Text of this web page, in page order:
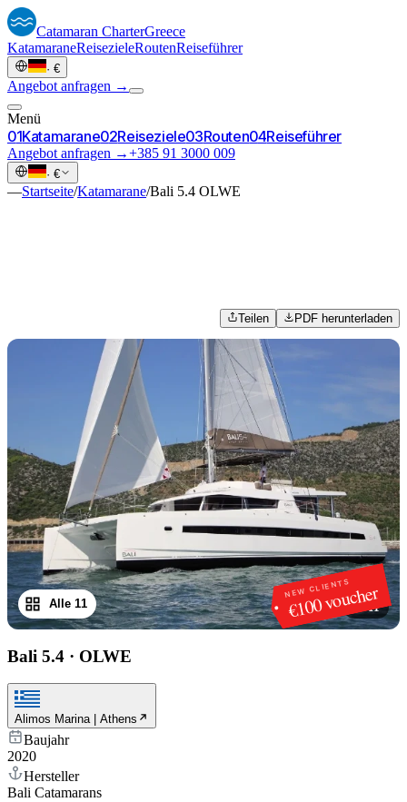
Catamaran CharterGreece
KatamaraneReisezieleRoutenReiseführer
· €
Angebot anfragen →
Menü
01Katamarane02Reiseziele03Routen04Reiseführer
Angebot anfragen →+385 91 3000 009
· €
—Startseite/Katamarane/Bali 5.4 OLWE
Teilen PDF herunterladen
NEW CLIENTS
€100 voucher
1/11
Alle 11
Bali 5.4 · OLWE
Alimos Marina | Athens
Baujahr
2020
Hersteller
Bali Catamarans